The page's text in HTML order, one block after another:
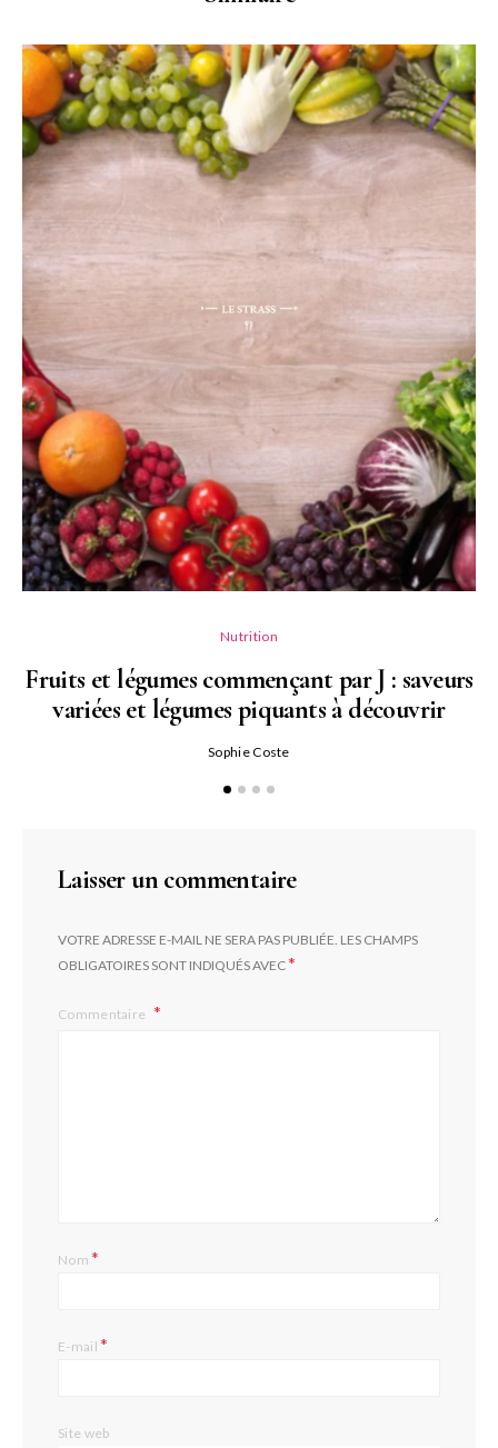
Nutrition
Fruits et légumes commençant par J : saveurs
variées et légumes piquants à découvrir
Sophie Coste
Laisser un commentaire
VOTRE ADRESSE E-MAIL NE SERA PAS PUBLIÉE. LES CHAMPS
OBLIGATOIRES SONT INDIQUÉS AVEC*
Commentaire
Nom*
E-mail*
Site web